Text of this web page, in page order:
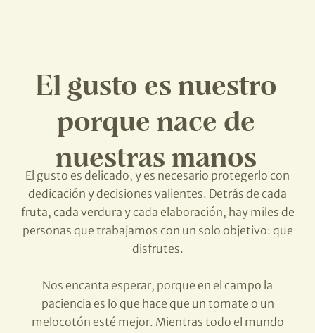
El gusto es nuestro
porque nace de
nuestras manos
El gusto es delicado, y es necesario protegerlo con
dedicación y decisiones valientes. Detrás de cada
fruta, cada verdura y cada elaboración, hay miles de
personas que trabajamos con un solo objetivo: que
disfrutes.
Nos encanta esperar, porque en el campo la
paciencia es lo que hace que un tomate o un
melocotón esté mejor. Mientras todo el mundo